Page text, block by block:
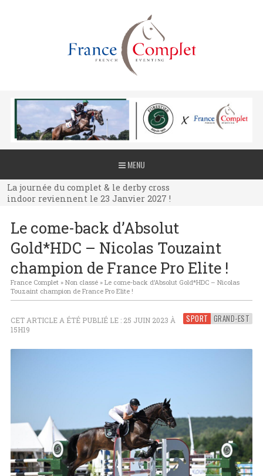
MENU
La journée du complet & le derby cross
indoor reviennent le 23 Janvier 2027 !
La journée du complet & le derby cross
indoor reviennent le 23 Janvier 2027 !
indoor reviennent le 23 Janvier 2027 !
Le come-back d’Absolut
Gold*HDC – Nicolas Touzaint
champion de France Pro Elite !
France Complet» Non classé» Le come-back d’Absolut Gold*HDC – Nicolas
Touzaint champion de France Pro Elite !
SPORT GRAND-EST
CET ARTICLE A ÉTÉ PUBLIÉ LE : 25 JUIN 2023 À
15H19